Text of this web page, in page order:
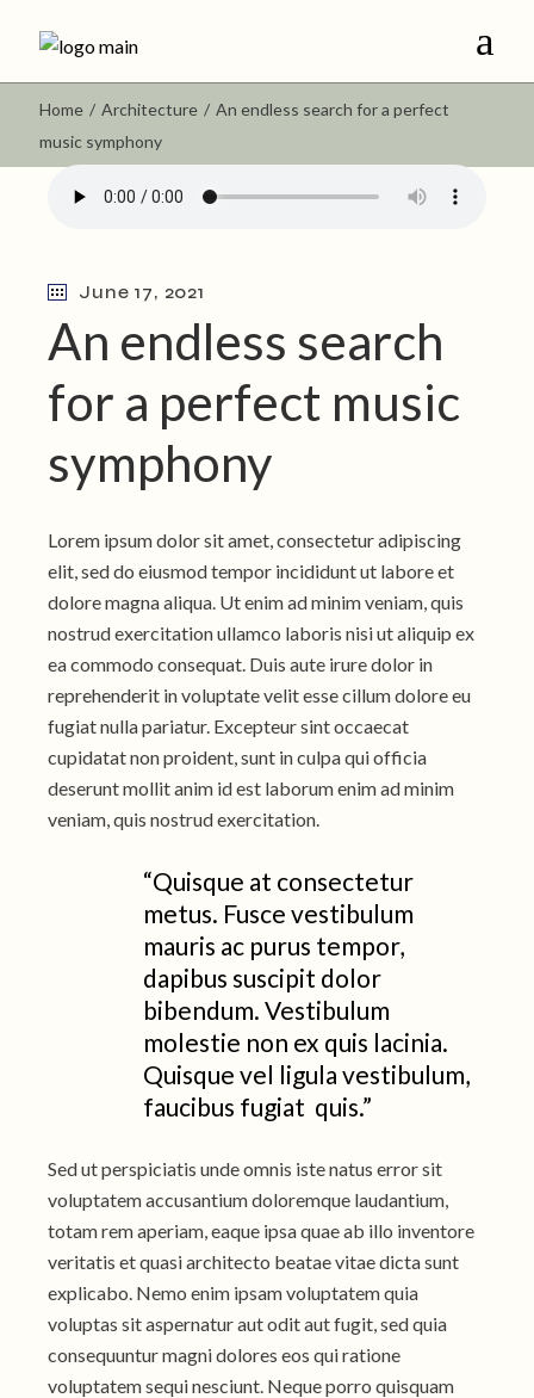
Home Architecture
An endless search for a perfect
music symphony
June 17, 2021
An endless search
for a perfect music
symphony
Lorem ipsum dolor sit amet, consectetur adipiscing
elit, sed do eiusmod tempor incididunt ut labore et
dolore magna aliqua. Ut enim ad minim veniam, quis
nostrud exercitation ullamco laboris nisi ut aliquip ex
ea commodo consequat. Duis aute irure dolor in
reprehenderit in voluptate velit esse cillum dolore eu
fugiat nulla pariatur. Excepteur sint occaecat
cupidatat non proident, sunt in culpa qui officia
deserunt mollit anim id est laborum enim ad minim
veniam, quis nostrud exercitation.
“Quisque at consectetur
metus. Fusce vestibulum
mauris ac purus tempor,
dapibus suscipit dolor
bibendum. Vestibulum
molestie non ex quis lacinia.
Quisque vel ligula vestibulum,
faucibus fugiat quis.”
Sed ut perspiciatis unde omnis iste natus error sit
voluptatem accusantium doloremque laudantium,
totam rem aperiam, eaque ipsa quae ab illo inventore
veritatis et quasi architecto beatae vitae dicta sunt
explicabo. Nemo enim ipsam voluptatem quia
voluptas sit aspernatur aut odit aut fugit, sed quia
consequuntur magni dolores eos qui ratione
voluptatem sequi nesciunt. Neque porro quisquam